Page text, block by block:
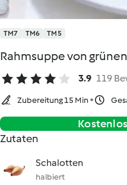
TM7 TM6 TM5
Rahmsuppe von
3.9 119
Zubereitung 15 Min
Zutaten
Schalotten
halbiert